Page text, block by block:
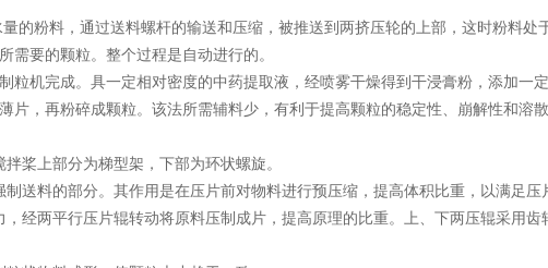
的粉料，通过送料螺杆的输送和压缩，被推送到两挤压轮的上部，这时粉料处
需要的颗粒。整个过程是自动进行的。
机完成。具一定相对密度的中药提取液，经喷雾干燥得到干浸膏粉，添加一定
片，再粉碎成颗粒。该法所需辅料少，有利于提高颗粒的稳定性、崩解性和溶
桨上部分为梯型架，下部为环状螺旋。
料的部分。其作用是在压片前对物料进行预压缩，提高体积比重，以满足压
两平行压片辊转动将原料压制成片，提高原理的比重。上、下两压辊采用齿